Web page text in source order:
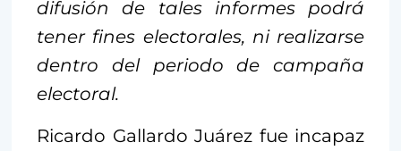
difusión de tales informes podrá
tener fines electorales, ni realizarse
dentro del periodo de campaña
electoral.
Ricardo Gallardo Juárez fue incapaz